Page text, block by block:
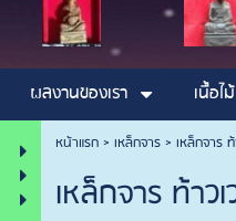
ผลงานของเรา เนื้อไม้
หน้าแรก> เหล็กจาร> เหล็กจาร
เหล็กจาร ท้าว